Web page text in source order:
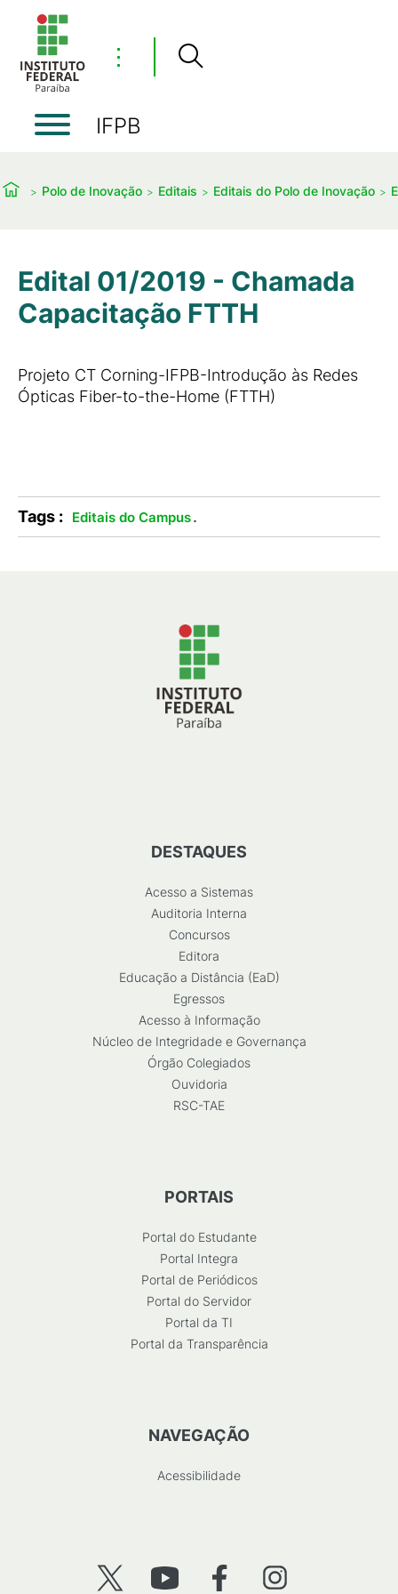
⋮
IFPB
Polo de Inovação Editais Editais do Polo de Inovação
Edital 01/2019 - Chamada
Capacitação FTTH
Projeto CT Corning-IFPB-Introdução às Redes
Ópticas Fiber-to-the-Home (FTTH)
Tags : Editais do Campus.
DESTAQUES
Acesso a Sistemas
Auditoria Interna
Concursos
Editora
Educação a Distância (EaD)
Egressos
Acesso à Informação
Núcleo de Integridade e Governança
Órgão Colegiados
Ouvidoria
RSC-TAE
PORTAIS
Portal do Estudante
Portal Integra
Portal de Periódicos
Portal do Servidor
Portal da TI
Portal da Transparência
NAVEGAÇÃO
Acessibilidade